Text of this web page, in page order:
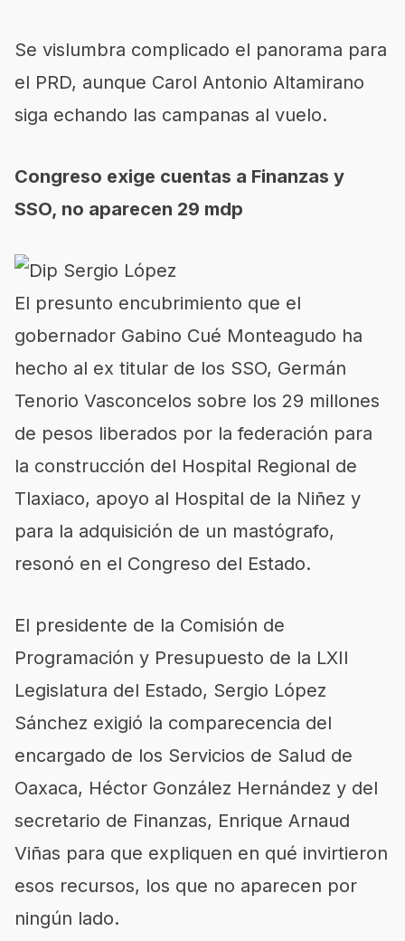
Se vislumbra complicado el panorama para
el PRD, aunque Carol Antonio Altamirano
siga echando las campanas al vuelo.
Congreso exige cuentas a Finanzas y
SSO, no aparecen 29 mdp
El presunto encubrimiento que el
gobernador Gabino Cué Monteagudo ha
hecho al ex titular de los SSO, Germán
Tenorio Vasconcelos sobre los 29 millones
de pesos liberados por la federación para
la construcción del Hospital Regional de
Tlaxiaco, apoyo al Hospital de la Niñez y
para la adquisición de un mastógrafo,
resonó en el Congreso del Estado.
El presidente de la Comisión de
Programación y Presupuesto de la LXII
Legislatura del Estado, Sergio López
Sánchez exigió la comparecencia del
encargado de los Servicios de Salud de
Oaxaca, Héctor González Hernández y del
secretario de Finanzas, Enrique Arnaud
Viñas para que expliquen en qué invirtieron
esos recursos, los que no aparecen por
ningún lado.